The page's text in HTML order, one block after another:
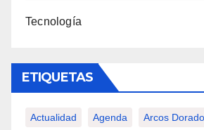
Tecnología
ETIQUETAS
Actualidad Agenda Arcos